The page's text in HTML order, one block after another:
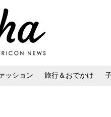
ッション 旅行＆おでかけ